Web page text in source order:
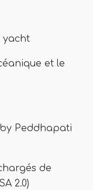
yacht
et le
Peddhapati
de
2.0)